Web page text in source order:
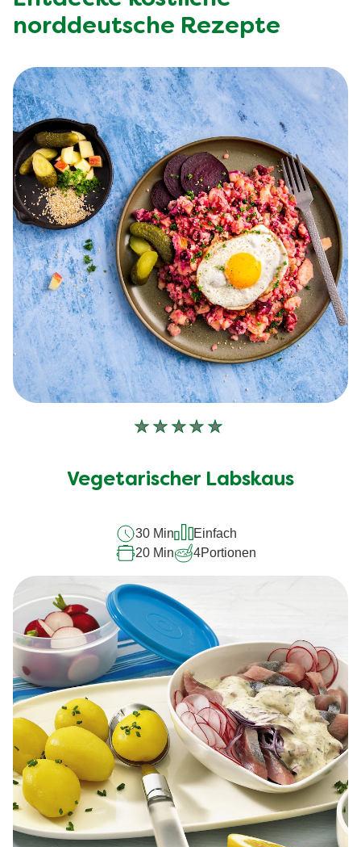
norddeutsche Rezepte
Keine
für
recipe
abgegeben
Vegetarischer Labskaus
30 Min
Einfach
20 Min
4Portionen